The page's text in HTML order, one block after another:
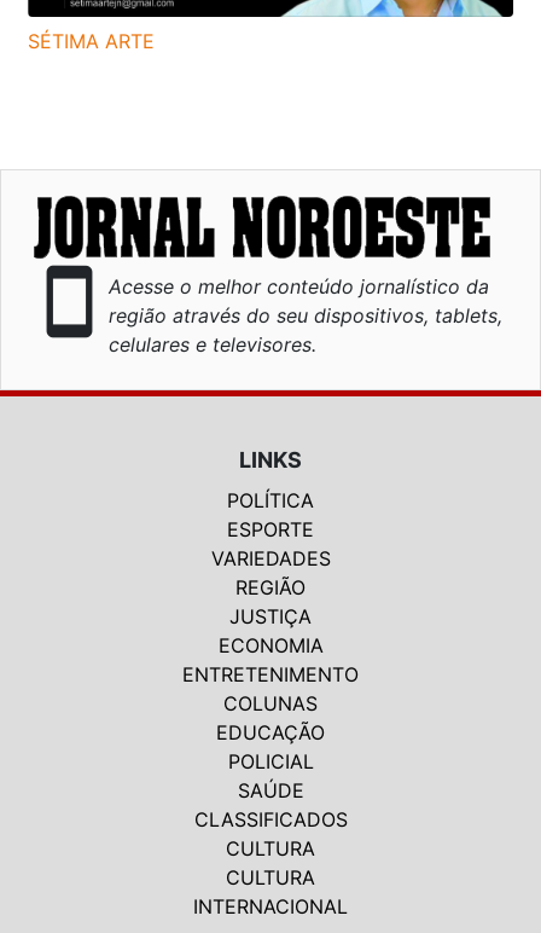
SÉTIMA ARTE
smartphone
Acesse o melhor conteúdo jornalístico da
região através do seu dispositivos, tablets,
celulares e televisores.
LINKS
POLÍTICA
ESPORTE
VARIEDADES
REGIÃO
JUSTIÇA
ECONOMIA
ENTRETENIMENTO
COLUNAS
EDUCAÇÃO
POLICIAL
SAÚDE
CLASSIFICADOS
CULTURA
CULTURA
INTERNACIONAL